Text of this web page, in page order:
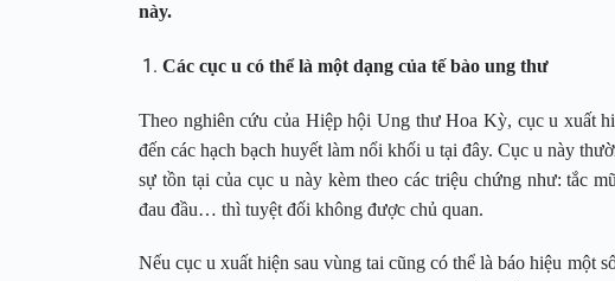
này.
Các cục u có thể là một dạng của tế bào ung thư
Theo nghiên cứu của Hiệp hội Ung thư Hoa Kỳ, cục u xuất
đến các hạch bạch huyết làm nổi khối u tại đây. Cục u này
sự tồn tại của cục u này kèm theo các triệu chứng như: tắc
đau đầu… thì tuyệt đối không được chủ quan.
Nếu cục u xuất hiện sau vùng tai cũng có thể là báo hiệu một